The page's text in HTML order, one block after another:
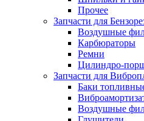
Прочее
Запчасти для
Воздушные
Карбюраторы
Ремни
Цилиндро-
Запчасти для
Баки
Воздушные